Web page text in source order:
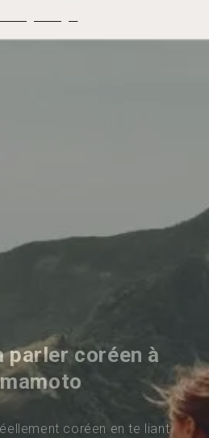
parler coréen à
coréen en te liant